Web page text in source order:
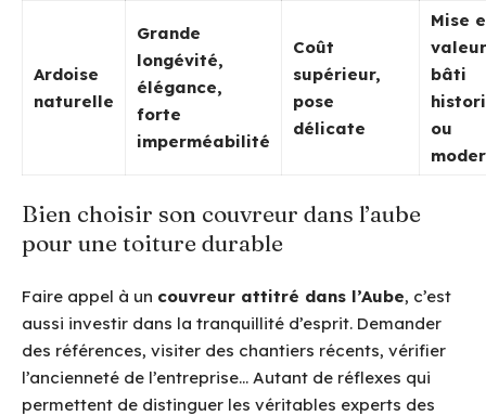
Ardoise
naturelle
Grande
longévité,
élégance,
forte
imperméabilité
Coût
supérieur,
pose
délicate
Mise
bâti
ou
Bien choisir son couvreur dans l’aube
pour une toiture durable
Faire appel à un couvreur attitré dans l’Aube, c’est
aussi investir dans la tranquillité d’esprit. Demander
des références, visiter des chantiers récents, vérifier
l’ancienneté de l’entreprise… Autant de réflexes qui
permettent de distinguer les véritables experts des